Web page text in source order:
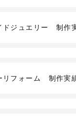
ドジュエリー 制作
リフォーム 制作実